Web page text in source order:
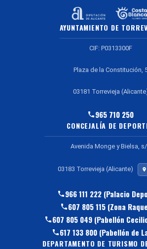
AYUNTAMIENTO DE
CIF: P0313300F
Plaza de la Constitución,
03181 Torrevieja
965 710 250
CONCEJALÍA DE
Avenida Monge y Bielsa,
03183 Torrevieja (Alicante)
966 111 222 (Palacio
607 805 115 (Zona
607 805 049 (Pabellón
617 133 800 (Pabellón de
DEPARTAMENTO DE TURISMO